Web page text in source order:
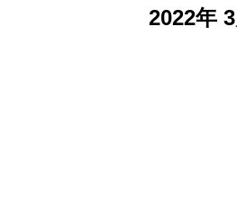
2022年 3